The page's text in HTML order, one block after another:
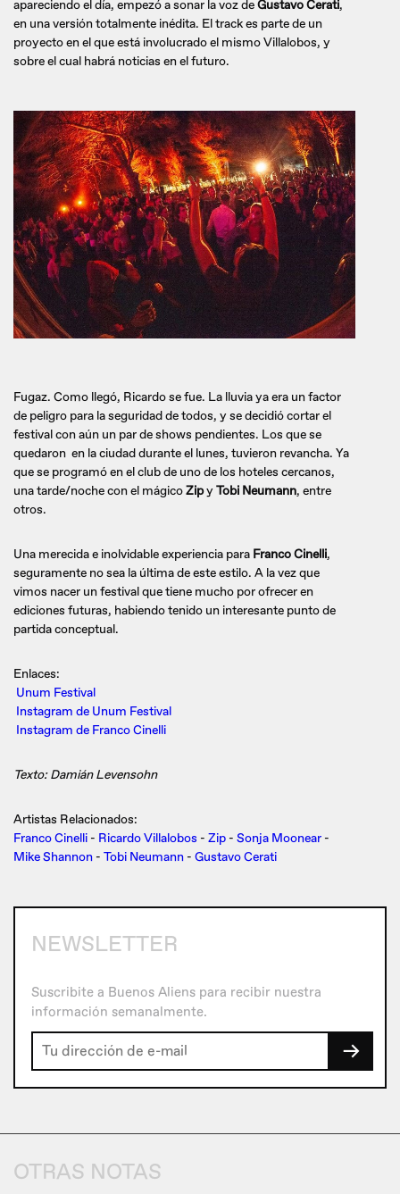
apareciendo el día, empezó a sonar la voz deGustavo Cerati,
en una versión totalmente inédita. El track es parte de un
proyecto en el que está involucrado el mismo Villalobos, y
sobre el cual habrá noticias en el futuro.
Fugaz. Como llegó, Ricardo se fue. La lluvia ya era un factor
de peligro para la seguridad de todos, y se decidió cortar el
festival con aún un par de shows pendientes. Los que se
quedaron en la ciudad durante el lunes, tuvieron revancha. Ya
que se programó en el club de uno de los hoteles cercanos,
una tarde/noche con el mágicoZipyTobi Neumann, entre
otros.
Una merecida e inolvidable experiencia para Franco Cinelli,
seguramente no sea la última de este estilo. A la vez que
vimos nacer un festival que tiene mucho por ofrecer en
ediciones futuras, habiendo tenido un interesante punto de
partida conceptual.
Enlaces:
Unum Festival
Instagram de Unum Festival
Instagram de Franco Cinelli
Texto: Damián Levensohn
Artistas Relacionados:
Franco Cinelli - Ricardo Villalobos - Zip - Sonja Moonear -
Mike Shannon - Tobi Neumann - Gustavo Cerati
NEWSLETTER
Suscribite a Buenos Aliens para recibir nuestra
información semanalmente.
→
OTRAS NOTAS